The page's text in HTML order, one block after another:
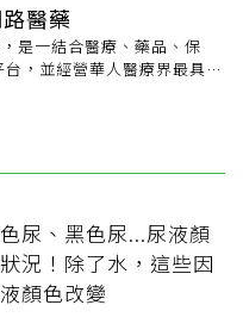
醫藥
是一結合醫療、藥品、保
，並經營華人醫療界最具規
擁有超過6萬筆中西藥藥典，
名詞，破解艱深的醫療與用
更貼近群眾！
粉絲團】：
kingmedical/
尿、黑色尿...尿液顏
況！除了水，這些因
顏色改變